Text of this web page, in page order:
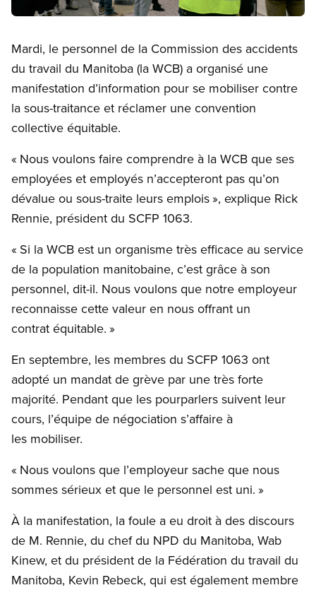
Mardi, le personnel de la Commission des accidents
du travail du Manitoba (la WCB) a organisé une
manifestation d’information pour se mobiliser contre
la sous-traitance et réclamer une convention
collective équitable.
« Nous voulons faire comprendre à la WCB que ses
employées et employés n’accepteront pas qu’on
dévalue ou sous-traite leurs emplois », explique Rick
Rennie, président du SCFP 1063.
« Si la WCB est un organisme très efficace au service
de la population manitobaine, c’est grâce à son
personnel, dit-il. Nous voulons que notre employeur
reconnaisse cette valeur en nous offrant un
contrat équitable. »
En septembre, les membres du SCFP 1063 ont
adopté un mandat de grève par une très forte
majorité. Pendant que les pourparlers suivent leur
cours, l’équipe de négociation s’affaire à
les mobiliser.
« Nous voulons que l’employeur sache que nous
sommes sérieux et que le personnel est uni. »
À la manifestation, la foule a eu droit à des discours
de M. Rennie, du chef du NPD du Manitoba, Wab
Kinew, et du président de la Fédération du travail du
Manitoba, Kevin Rebeck, qui est également membre